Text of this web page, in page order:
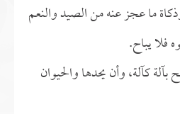
ما عجز عنه من الصيد والنعم
فلا يباح.
كآلة، وأن يحدها والحيوان